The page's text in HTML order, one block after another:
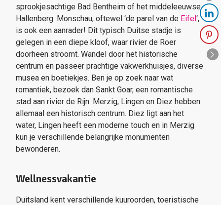
sprookjesachtige Bad Bentheim of het middeleeuwse
Hallenberg. Monschau, oftewel ‘de parel van de Eifel‘,
is ook een aanrader! Dit typisch Duitse stadje is
gelegen in een diepe kloof, waar rivier de Roer
doorheen stroomt. Wandel door het historische
centrum en passeer prachtige vakwerkhuisjes, diverse
musea en boetiekjes. Ben je op zoek naar wat
romantiek, bezoek dan Sankt Goar, een romantische
stad aan rivier de Rijn. Merzig, Lingen en Diez hebben
allemaal een historisch centrum. Diez ligt aan het
water, Lingen heeft een moderne touch en in Merzig
kun je verschillende belangrijke monumenten
bewonderen.
Wellnessvakantie
Duitsland kent verschillende kuuroorden, toeristische